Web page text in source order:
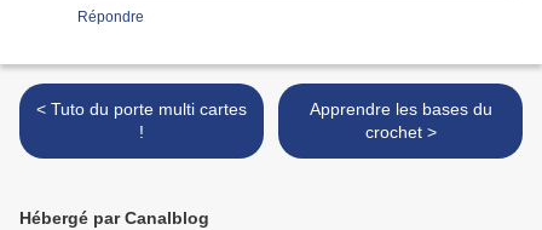
Répondre
< Tuto du porte multi cartes
!
Apprendre les bases du
crochet >
Hébergé par Canalblog